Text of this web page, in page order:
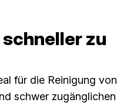
zu
für die Reinigung von
schwer zugänglichen